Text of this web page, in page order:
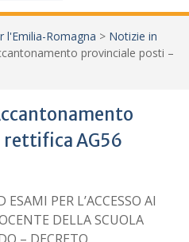
l'Emilia-Romagna > Notizie in
provinciale posti –
AG56
PER L’ACCESSO AI
DELLA SCUOLA